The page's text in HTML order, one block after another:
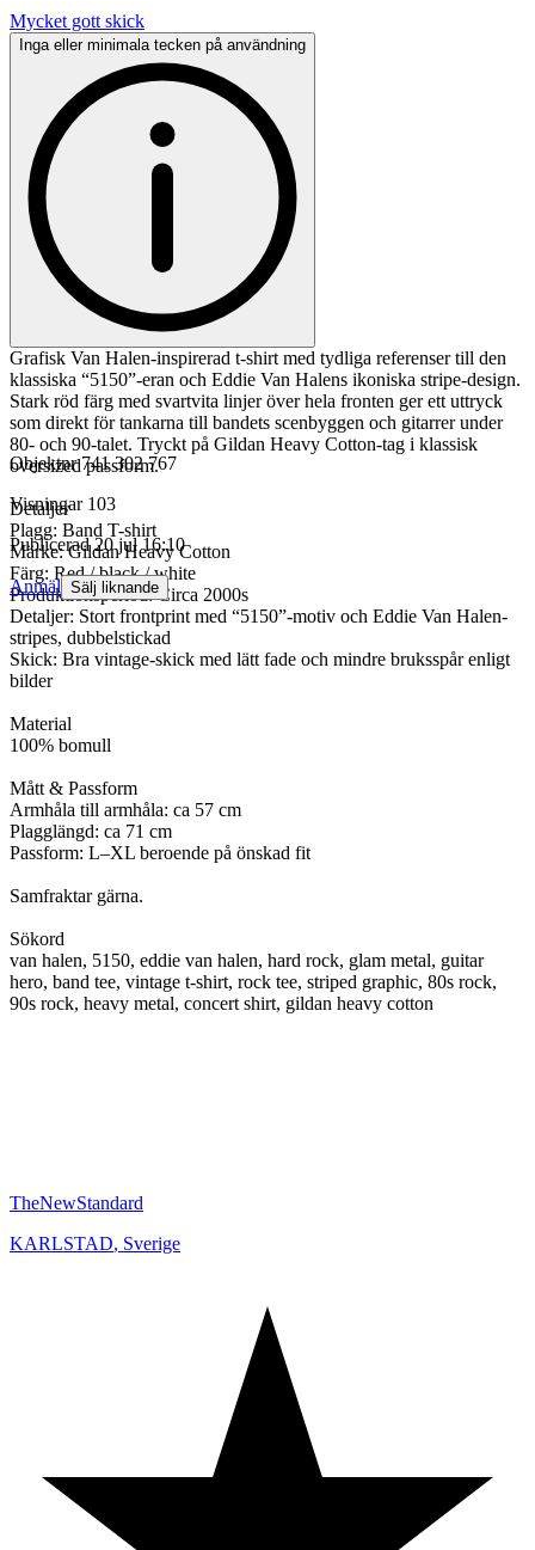
Mycket gott skick
Inga eller minimala tecken på användning
Grafisk Van Halen-inspirerad t-shirt med tydliga referenser till den
klassiska “5150”-eran och Eddie Van Halens ikoniska stripe-design.
Stark röd färg med svartvita linjer över hela fronten ger ett uttryck
som direkt för tankarna till bandets scenbyggen och gitarrer under
80- och 90-talet. Tryckt på Gildan Heavy Cotton-tag i klassisk
oversized passform.
Detaljer
Plagg: Band T-shirt
Märke: Gildan Heavy Cotton
Färg: Red / black / white
Produktionsperiod: Circa 2000s
Detaljer: Stort frontprint med “5150”-motiv och Eddie Van Halen-
stripes, dubbelstickad
Skick: Bra vintage-skick med lätt fade och mindre bruksspår enligt
bilder
Material
100% bomull
Mått & Passform
Armhåla till armhåla: ca 57 cm
Plagglängd: ca 71 cm
Passform: L–XL beroende på önskad fit
Samfraktar gärna.
Sökord
van halen, 5150, eddie van halen, hard rock, glam metal, guitar
hero, band tee, vintage t-shirt, rock tee, striped graphic, 80s rock,
90s rock, heavy metal, concert shirt, gildan heavy cotton
Objektnr 741 302 767
Visningar 103
Publicerad 20 jul 16:10
Anmäl Sälj liknande
TheNewStandard
KARLSTAD, Sverige